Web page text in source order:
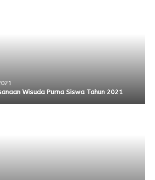
Wisuda Purna Siswa Tahun 2021